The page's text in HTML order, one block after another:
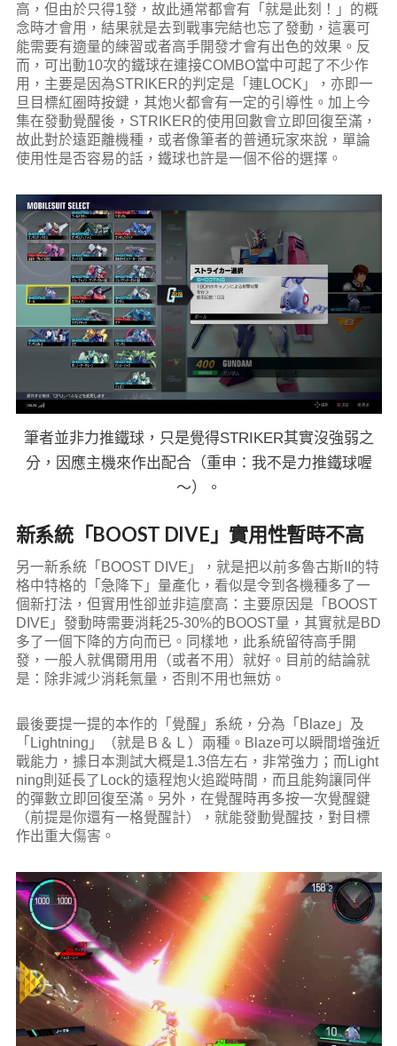
高，但由於只得1發，故此通常都會有「就是此刻！」的概
念時才會用，結果就是去到戰事完結也忘了發動，這裏可
能需要有適量的練習或者高手開發才會有出色的效果。反
而，可出動10次的鐵球在連接COMBO當中可起了不少作
用，主要是因為STRIKER的判定是「連LOCK」，亦即一
旦目標紅圈時按鍵，其炮火都會有一定的引導性。加上今
集在發動覺醒後，STRIKER的使用回數會立即回復至滿，
故此對於遠距離機種，或者像筆者的普通玩家來說，單論
使用性是否容易的話，鐵球也許是一個不俗的選擇。
筆者並非力推鐵球，只是覺得STRIKER其實沒強弱之
分，因應主機來作出配合（重申：我不是力推鐵球喔
～）。
新系統「BOOST DIVE」實用性暫時不高
另一新系統「BOOST DIVE」，就是把以前多魯古斯II的特
格中特格的「急降下」量產化，看似是令到各機種多了一
個新打法，但實用性卻並非這麼高：主要原因是「BOOST
DIVE」發動時需要消耗25-30%的BOOST量，其實就是BD
多了一個下降的方向而已。同樣地，此系統留待高手開
發，一般人就偶爾用用（或者不用）就好。目前的結論就
是：除非減少消耗氣量，否則不用也無妨。
最後要提一提的本作的「覺醒」系統，分為「Blaze」及
「Lightning」（就是Ｂ＆Ｌ）兩種。Blaze可以瞬間增強近
戰能力，據日本測試大概是1.3倍左右，非常強力；而Light
ning則延長了Lock的遠程炮火追蹤時間，而且能夠讓同伴
的彈數立即回復至滿。另外，在覺醒時再多按一次覺醒鍵
（前提是你還有一格覺醒計），就能發動覺醒技，對目標
作出重大傷害。